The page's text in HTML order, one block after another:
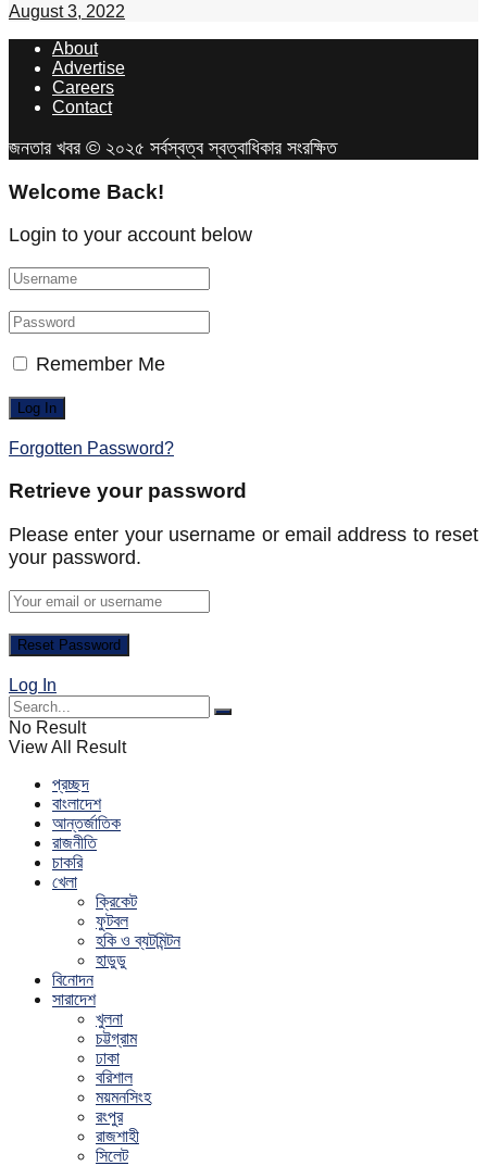
August 3, 2022
About
Advertise
Careers
Contact
জনতার খবর © ২০২৫ সর্বস্বত্ব স্বত্বাধিকার সংরক্ষিত
Welcome Back!
Login to your account below
Remember Me
Forgotten Password?
Retrieve your password
Please enter your username or email address to reset
your password.
Log In
No Result
View All Result
প্রচ্ছদ
বাংলাদেশ
আন্তর্জাতিক
রাজনীতি
চাকরি
খেলা
ক্রিকেট
ফুটবল
হকি ও ব্যটমিন্টন
হাডুডু
বিনোদন
সারাদেশ
খুলনা
চট্টগ্রাম
ঢাকা
বরিশাল
ময়মনসিংহ
রংপুর
রাজশাহী
সিলেট